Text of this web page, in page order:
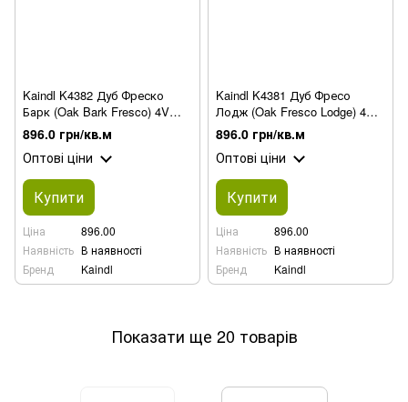
Kaindl K4382 Дуб Фреско
Барк (Oak Bark Fresco) 4V
ламинат
896.0 грн/кв.м
Оптові ціни
Купити
Ціна
896.00
Наявність В наявності
Бренд
Kaindl
Kaindl K4381 Дуб Фресо
Лодж (Oak Fresco Lodge) 4V
ламінат
896.0 грн/кв.м
Оптові ціни
Купити
Ціна
896.00
Наявність В наявності
Бренд
Kaindl
Показати ще 20 товарів